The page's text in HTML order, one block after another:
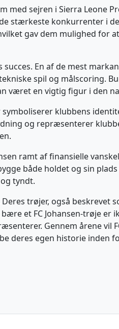
sejren i Sierra Leone
stærkeste konkurrenter i
gav dem mulighed for
En af de mest
spil og målscoring.
været en vigtig figur i den
klubbens
og repræsenterer
ramt af finansielle
både holdet og sin
tyndt.
trøjer, også beskrevet
et FC Johansen-trøje er
Gennem årene vil
deres egen historie inden